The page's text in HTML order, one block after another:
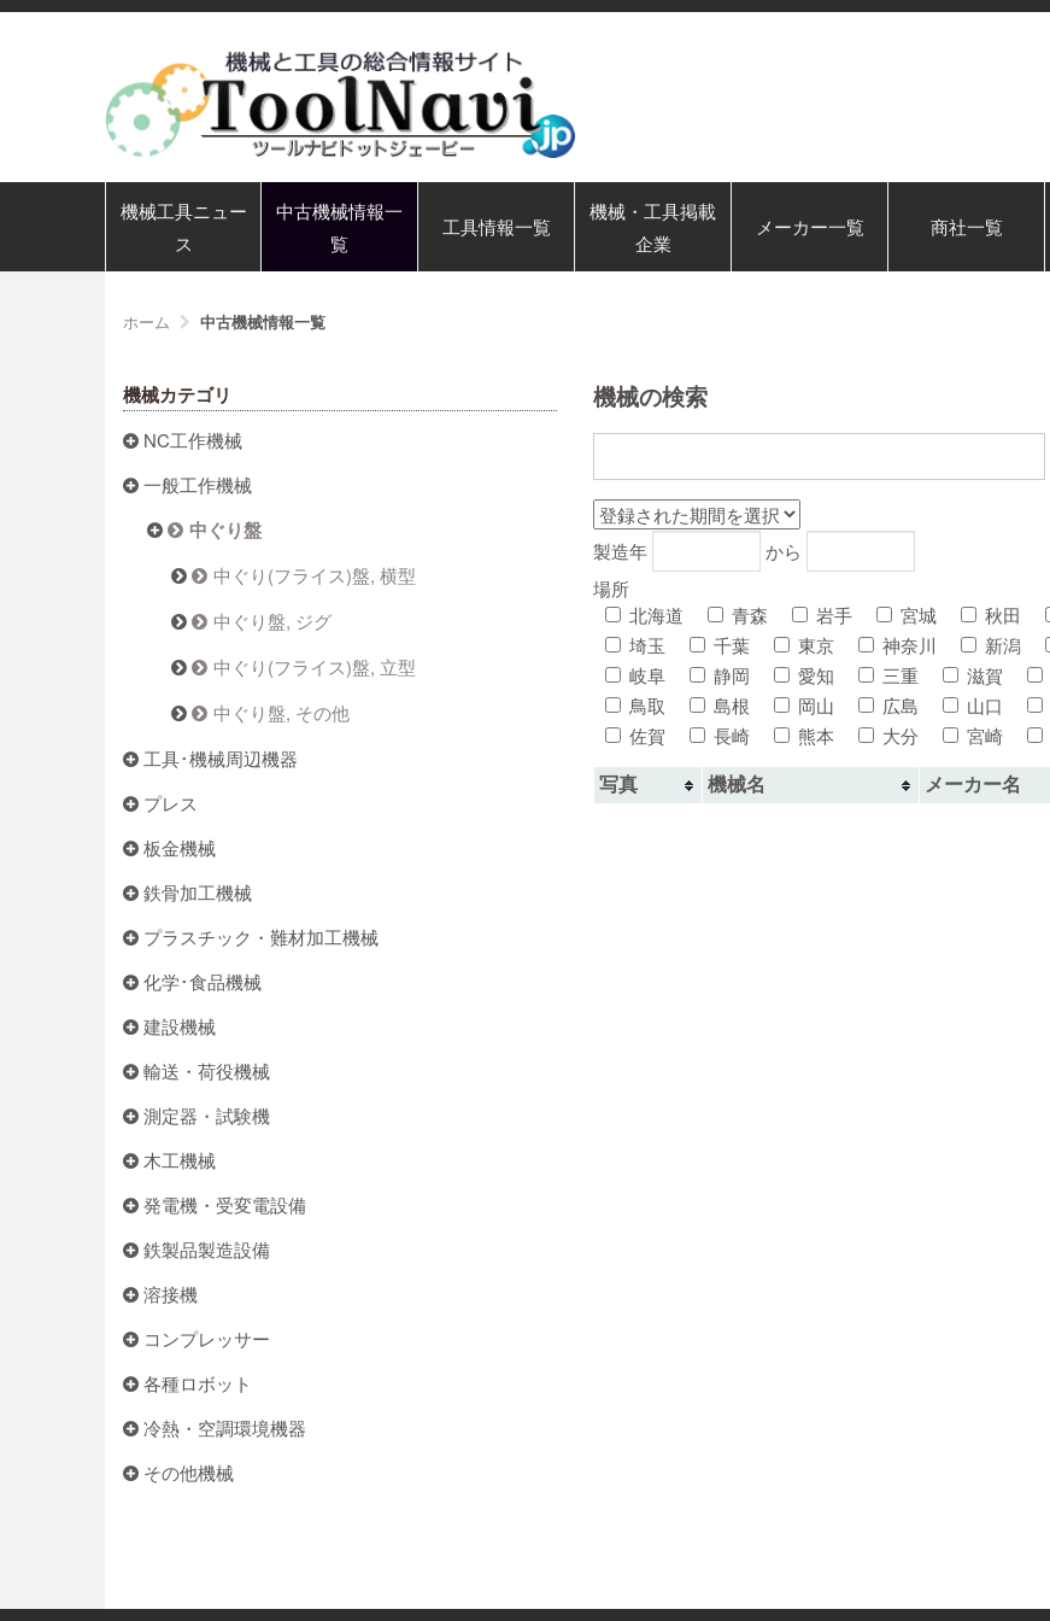
機械工具ニュー
ス
中古機械情報一
覧
工具情報一覧
機械・工具掲載
企業
メーカー一覧 商社一覧
ホーム 中古機械情報一覧
機械の検索
製造年
から
場所
北海道
青森 岩手 宮城 秋田
埼玉
千葉 東京 神奈川 新潟
岐阜
静岡 愛知 三重 滋賀
鳥取
島根 岡山 広島 山口
佐賀
長崎 熊本 大分 宮崎
写真 機械名 メーカー名
機械カテゴリ
NC工作機械
一般工作機械
中ぐり盤
中ぐり(フライス)盤, 横型
中ぐり盤, ジグ
中ぐり(フライス)盤, 立型
中ぐり盤, その他
工具･機械周辺機器
プレス
板金機械
鉄骨加工機械
プラスチック・難材加工機械
化学･食品機械
建設機械
輸送・荷役機械
測定器・試験機
木工機械
発電機・受変電設備
鉄製品製造設備
溶接機
コンプレッサー
各種ロボット
冷熱・空調環境機器
その他機械